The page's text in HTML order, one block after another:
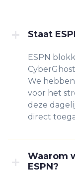
Staat
ESPN
We
voor het
deze
direct
Waarom
ESPN?